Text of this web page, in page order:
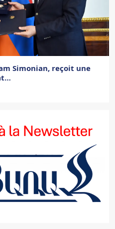
Simonian, reçoit une